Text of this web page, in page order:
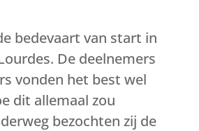
bedevaart van start in
De deelnemers
vonden het best wel
dit allemaal zou
bezochten zij de